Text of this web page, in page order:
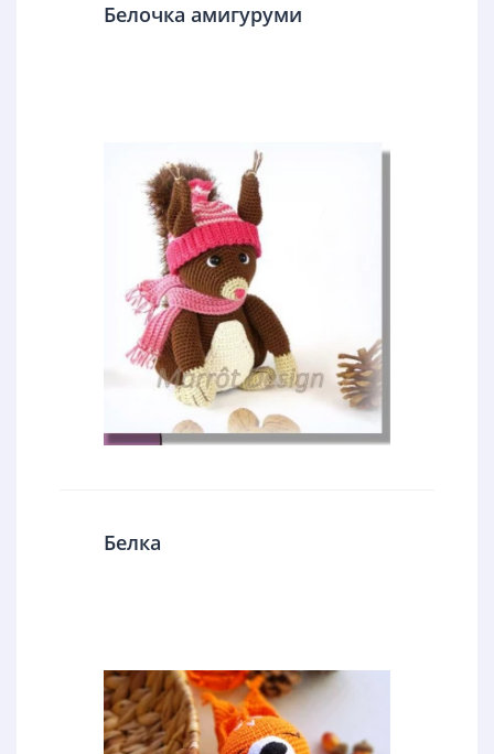
Белочка амигуруми
Белка